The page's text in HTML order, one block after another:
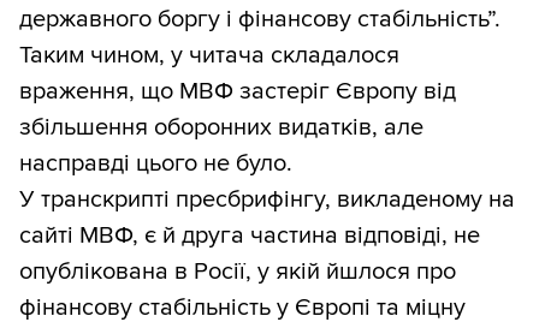
державного боргу і фінансову стабільність”.
Таким чином, у читача складалося
враження, що МВФ застеріг Європу від
збільшення оборонних видатків, але
насправді цього не було.
У транскрипті пресбрифінгу, викладеному на
сайті МВФ, є й друга частина відповіді, не
опублікована в Росії, у якій йшлося про
фінансову стабільність у Європі та міцну